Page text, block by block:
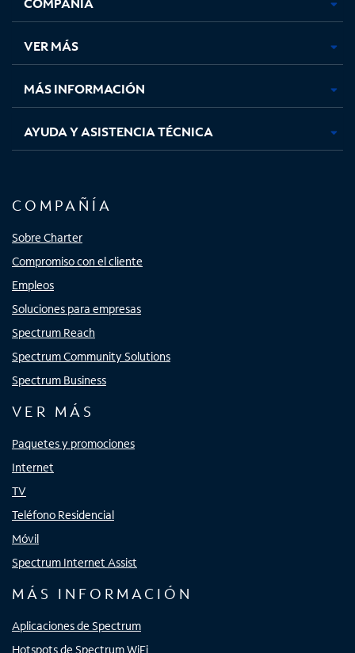
en
pestaña
nueva
en
pestaña
nueva
en
pestaña
nueva
en
nueva
VER MÁS
MÁS INFORMACIÓN
AYUDA Y ASISTENCIA TÉCNICA
COMPAÑÍA
Sobre Charter
Compromiso con el cliente
Empleos
Soluciones para empresas
Spectrum Reach
Spectrum Community Solutions
Spectrum Business
VER MÁS
Paquetes y promociones
Internet
TV
Teléfono Residencial
Móvil
Spectrum Internet Assist
MÁS INFORMACIÓN
Aplicaciones de Spectrum
Hotspots de Spectrum WiFi